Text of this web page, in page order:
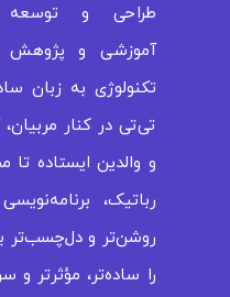
طراحی و توسعه
آموزشی و پژوهش
تکنولوژی به زبان
تی‌تی در کنار
و والدین ایستاده
رباتیک،
روشن‌تر و دل‌چسب‌تر
را ساده‌تر، مؤثرتر